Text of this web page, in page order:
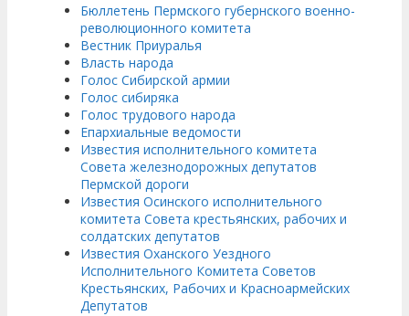
Бюллетень Пермского губернского военно-
революционного комитета
Вестник Приуралья
Власть народа
Голос Сибирской армии
Голос сибиряка
Голос трудового народа
Епархиальные ведомости
Известия исполнительного комитета
Совета железнодорожных депутатов
Пермской дороги
Известия Осинского исполнительного
комитета Совета крестьянских, рабочих и
солдатских депутатов
Известия Оханского Уездного
Исполнительного Комитета Советов
Крестьянских, Рабочих и Красноармейских
Депутатов